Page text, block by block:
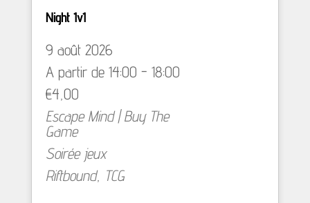
Night 1v1
9 août 2026
A partir de 14:00 - 18:00
€4,00
Escape Mind | Buy The
Game
Soirée jeux
Riftbound, TCG